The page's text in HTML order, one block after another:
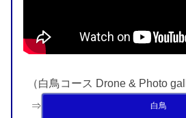
（白鳥コース Drone & Photo
⇒
白鳥